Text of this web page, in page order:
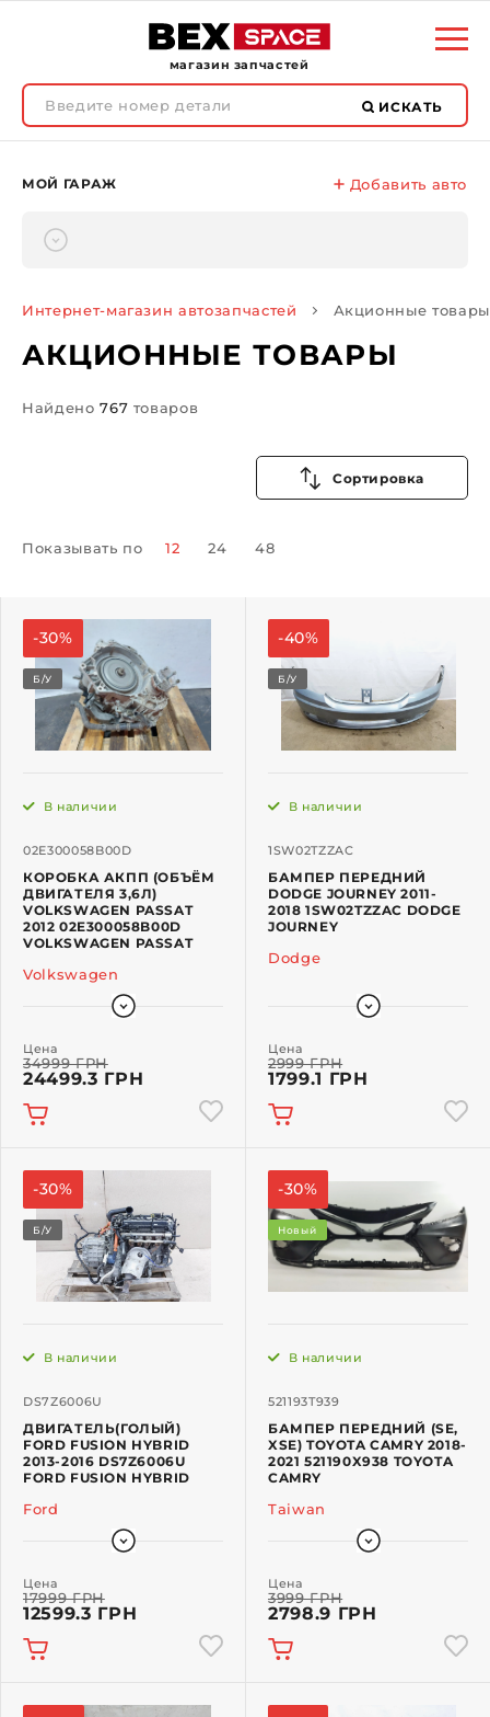
магазин запчастей
ИСКАТЬ
МОЙ ГАРАЖ Добавить авто
Интернет-магазин автозапчастей Акционные товары
АКЦИОННЫЕ ТОВАРЫ
Найдено767 товаров
Сортировка
Показывать по 12 24 48
-30%
Б/У
02E300058B00D
В наличии
КОРОБКА АКПП (ОБЪЁМ
ДВИГАТЕЛЯ 3,6Л)
VOLKSWAGEN PASSAT
2012 02E300058B00D
VOLKSWAGEN PASSAT
Volkswagen
Цена
34999 ГРН
24499.3 ГРН
-40%
Б/У
1SW02TZZAC
В наличии
БАМПЕР ПЕРЕДНИЙ
DODGE JOURNEY 2011-
2018 1SW02TZZAC DODGE
JOURNEY
Dodge
Цена
2999 ГРН
1799.1 ГРН
-30%
Б/У
DS7Z6006U
В наличии
ДВИГАТЕЛЬ(ГОЛЫЙ)
FORD FUSION HYBRID
2013-2016 DS7Z6006U
FORD FUSION HYBRID
Ford
Цена
17999 ГРН
12599.3 ГРН
-30%
Новый
521193T939
В наличии
БАМПЕР ПЕРЕДНИЙ (SE,
XSE) TOYOTA CAMRY 2018-
2021 521190X938 TOYOTA
CAMRY
Taiwan
Цена
3999 ГРН
2798.9 ГРН